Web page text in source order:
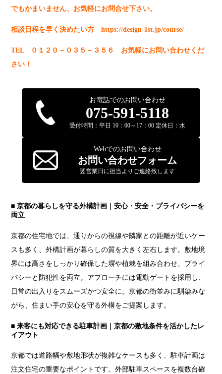
でもかまいません、お気軽にお問合せ下さい。
相談日程を早く決めたい方https://design-1st.jp/course/
TEL ０１２０－０３５－３５６ お気軽にお問い合わせくだ
さい！
お電話でのお問い合わせ
075-591-5118
受付時間：平日 10：00～17：00 定休日：水
Webでのお問い合わせ
お問い合わせフォーム
翌営業日に担当よりご連絡致します
■ 京都の暮らしを守る外構計画｜安心・安全・プライバシーを
両立
京都の住宅地では、通りからの視線や隣家との距離が近いケー
スも多く、外構計画が暮らしの質を大きく左右します。敷地境
界には高さをしっかり確保した塀や植栽を組み合わせ、プライ
バシーと防犯性を両立。アプローチには電動ゲートを採用し、
日常の出入りをスムーズかつ安全に。京都の街並みに馴染みな
がら、住まい手の安心を守る外構をご提案します。
■ 来客にも対応できる駐車計画｜京都の敷地条件を活かしたレ
イアウト
京都では道路幅や敷地形状が複雑なケースも多く、駐車計画は
注文住宅の重要なポイントです。外部駐車スペースを複数台確